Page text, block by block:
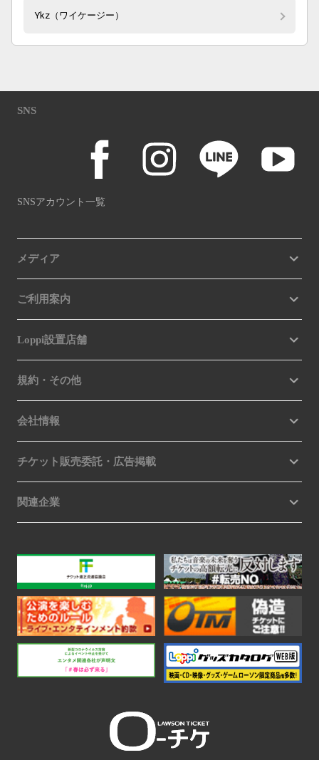
Ykz（ワイケージー）
SNS
SNSアカウント一覧
メディア
ご利用案内
Loppi設置店舗
規約・その他
会社情報
チケット販売委託・広告掲載
関連企業